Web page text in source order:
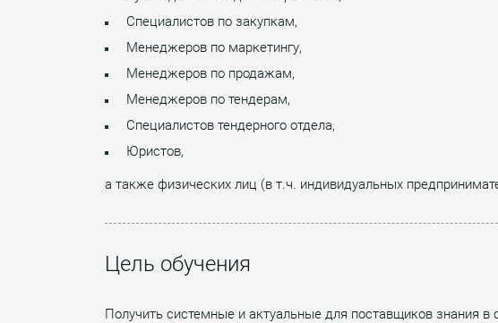
Специалистов по закупкам,
Менеджеров по маркетингу,
Менеджеров по продажам,
Менеджеров по тендерам,
Специалистов тендерного отдела,
Юристов,
а также физических лиц (в т.ч. индивидуальных
Цель обучения
Получить системные и актуальные для поставщиков знания в